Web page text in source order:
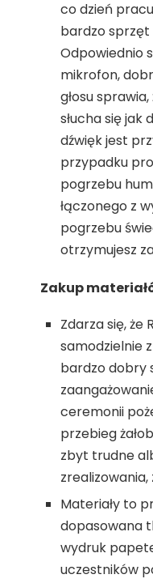
co dzień
bardzo sprzęt
Odpowiednio
mikrofon,
głosu
słucha się jak
dźwięk jest
przypadku
pogrzebu
łączonego z
pogrzebu
otrzymujesz
Zakup
Zdarza się, że
samodzielnie
bardzo dobry
ceremonii
przebieg
zbyt trudne
Materiały to
dopasowana
wydruk
uczestników